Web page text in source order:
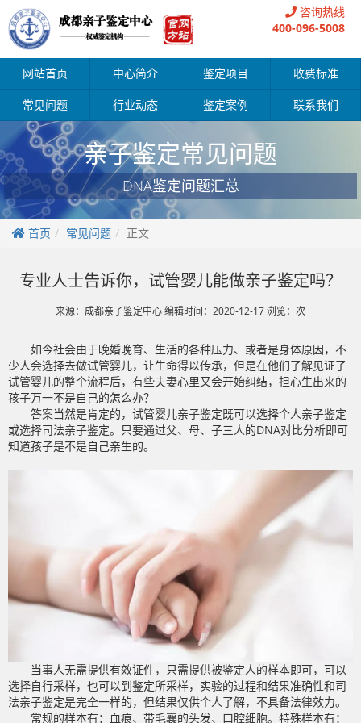
咨询热线
400-096-5008
网站首页 中心简介 鉴定项目 收费标准
常见问题 行业动态 鉴定案例 联系我们
亲子鉴定常见问题
DNA鉴定问题汇总
首页 常见问题 正文
专业人士告诉你，试管婴儿能做亲子鉴定吗？
来源：成都亲子鉴定中心 编辑时间：2020-12-17 浏览： 次
如今社会由于晚婚晚育、生活的各种压力、或者是身体原因，不
少人会选择去做试管婴儿，让生命得以传承，但是在他们了解见证了
试管婴儿的整个流程后，有些夫妻心里又会开始纠结，担心生出来的
孩子万一不是自己的怎么办？
答案当然是肯定的，试管婴儿亲子鉴定既可以选择个人亲子鉴定
或选择司法亲子鉴定。只要通过父、母、子三人的DNA对比分析即可
知道孩子是不是自己亲生的。
当事人无需提供有效证件，只需提供被鉴定人的样本即可，可以
选择自行采样，也可以到鉴定所采样，实验的过程和结果准确性和司
法亲子鉴定是完全一样的，但结果仅供个人了解，不具备法律效力。
常规的样本有：血痕、带毛襄的头发、口腔细胞。特殊样本有：